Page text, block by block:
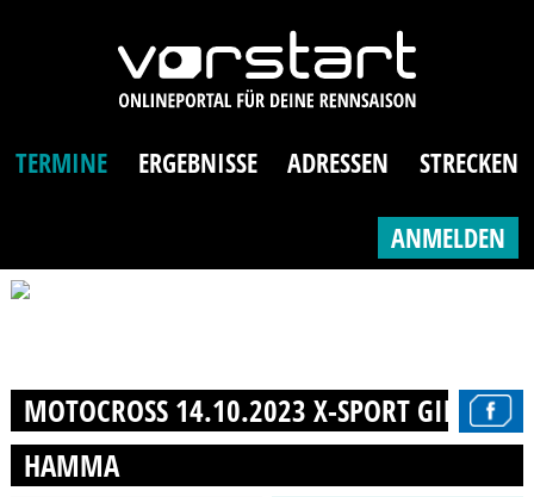
TERMINE ERGEBNISSE ADRESSEN STRECKEN
ANMELDEN
MOTOCROSS 14.10.2023 X-SPORT
HAMMA